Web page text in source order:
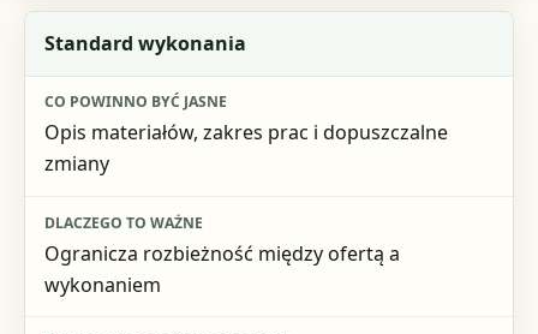
Standard wykonania
Opis materiałów, zakres prac i dopuszczalne
zmiany
Ogranicza rozbieżność między ofertą a
wykonaniem